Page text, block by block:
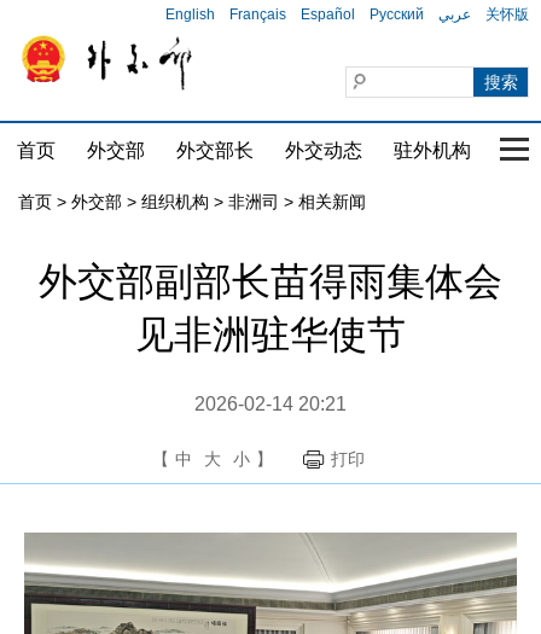
English Français Español Русский عربي 关怀版
首页 外交部 外交部长 外交动态 驻外机构 国
首页 > 外交部 > 组织机构 > 非洲司 > 相关新闻
外交部副部长苗得雨集体会
见非洲驻华使节
2026-02-14 20:21
【 中 大 小 】 打印